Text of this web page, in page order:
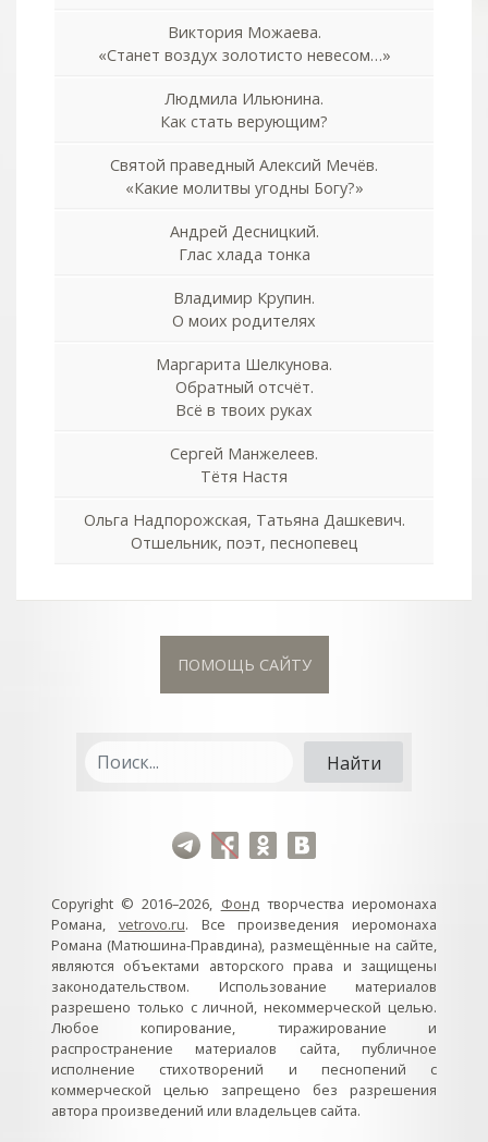
Виктория Можаева.
«Станет воздух золотисто невесом…»
Людмила Ильюнина.
Как стать верующим?
Святой праведный Алексий Мечёв.
«Какие молитвы угодны Богу?»
Андрей Десницкий.
Глас хлада тонка
Владимир Крупин.
О моих родителях
Маргарита Шелкунова.
Обратный отсчёт.
Всё в твоих руках
Сергей Манжелеев.
Тётя Настя
Ольга Надпорожская, Татьяна Дашкевич.
Отшельник, поэт, песнопевец
ПОМОЩЬ САЙТУ
Copyright © 2016–2026, Фондтворчества иеромонаха
Романа, vetrovo.ru. Все произведения иеромонаха
Романа (Матюшина-Правдина), размещённые на сайте,
являются объектами авторского права и защищены
законодательством. Использование материалов
разрешено только с личной, некоммерческой целью.
Любое копирование, тиражирование и
распространение материалов сайта, публичное
исполнение стихотворений и песнопений с
коммерческой целью запрещено без разрешения
автора произведений или владельцев сайта.